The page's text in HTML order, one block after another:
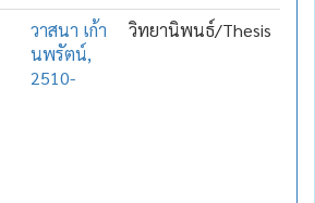
วาสนา เก้า
นพรัตน์,
2510-
วิทยานิพนธ์/Thesis